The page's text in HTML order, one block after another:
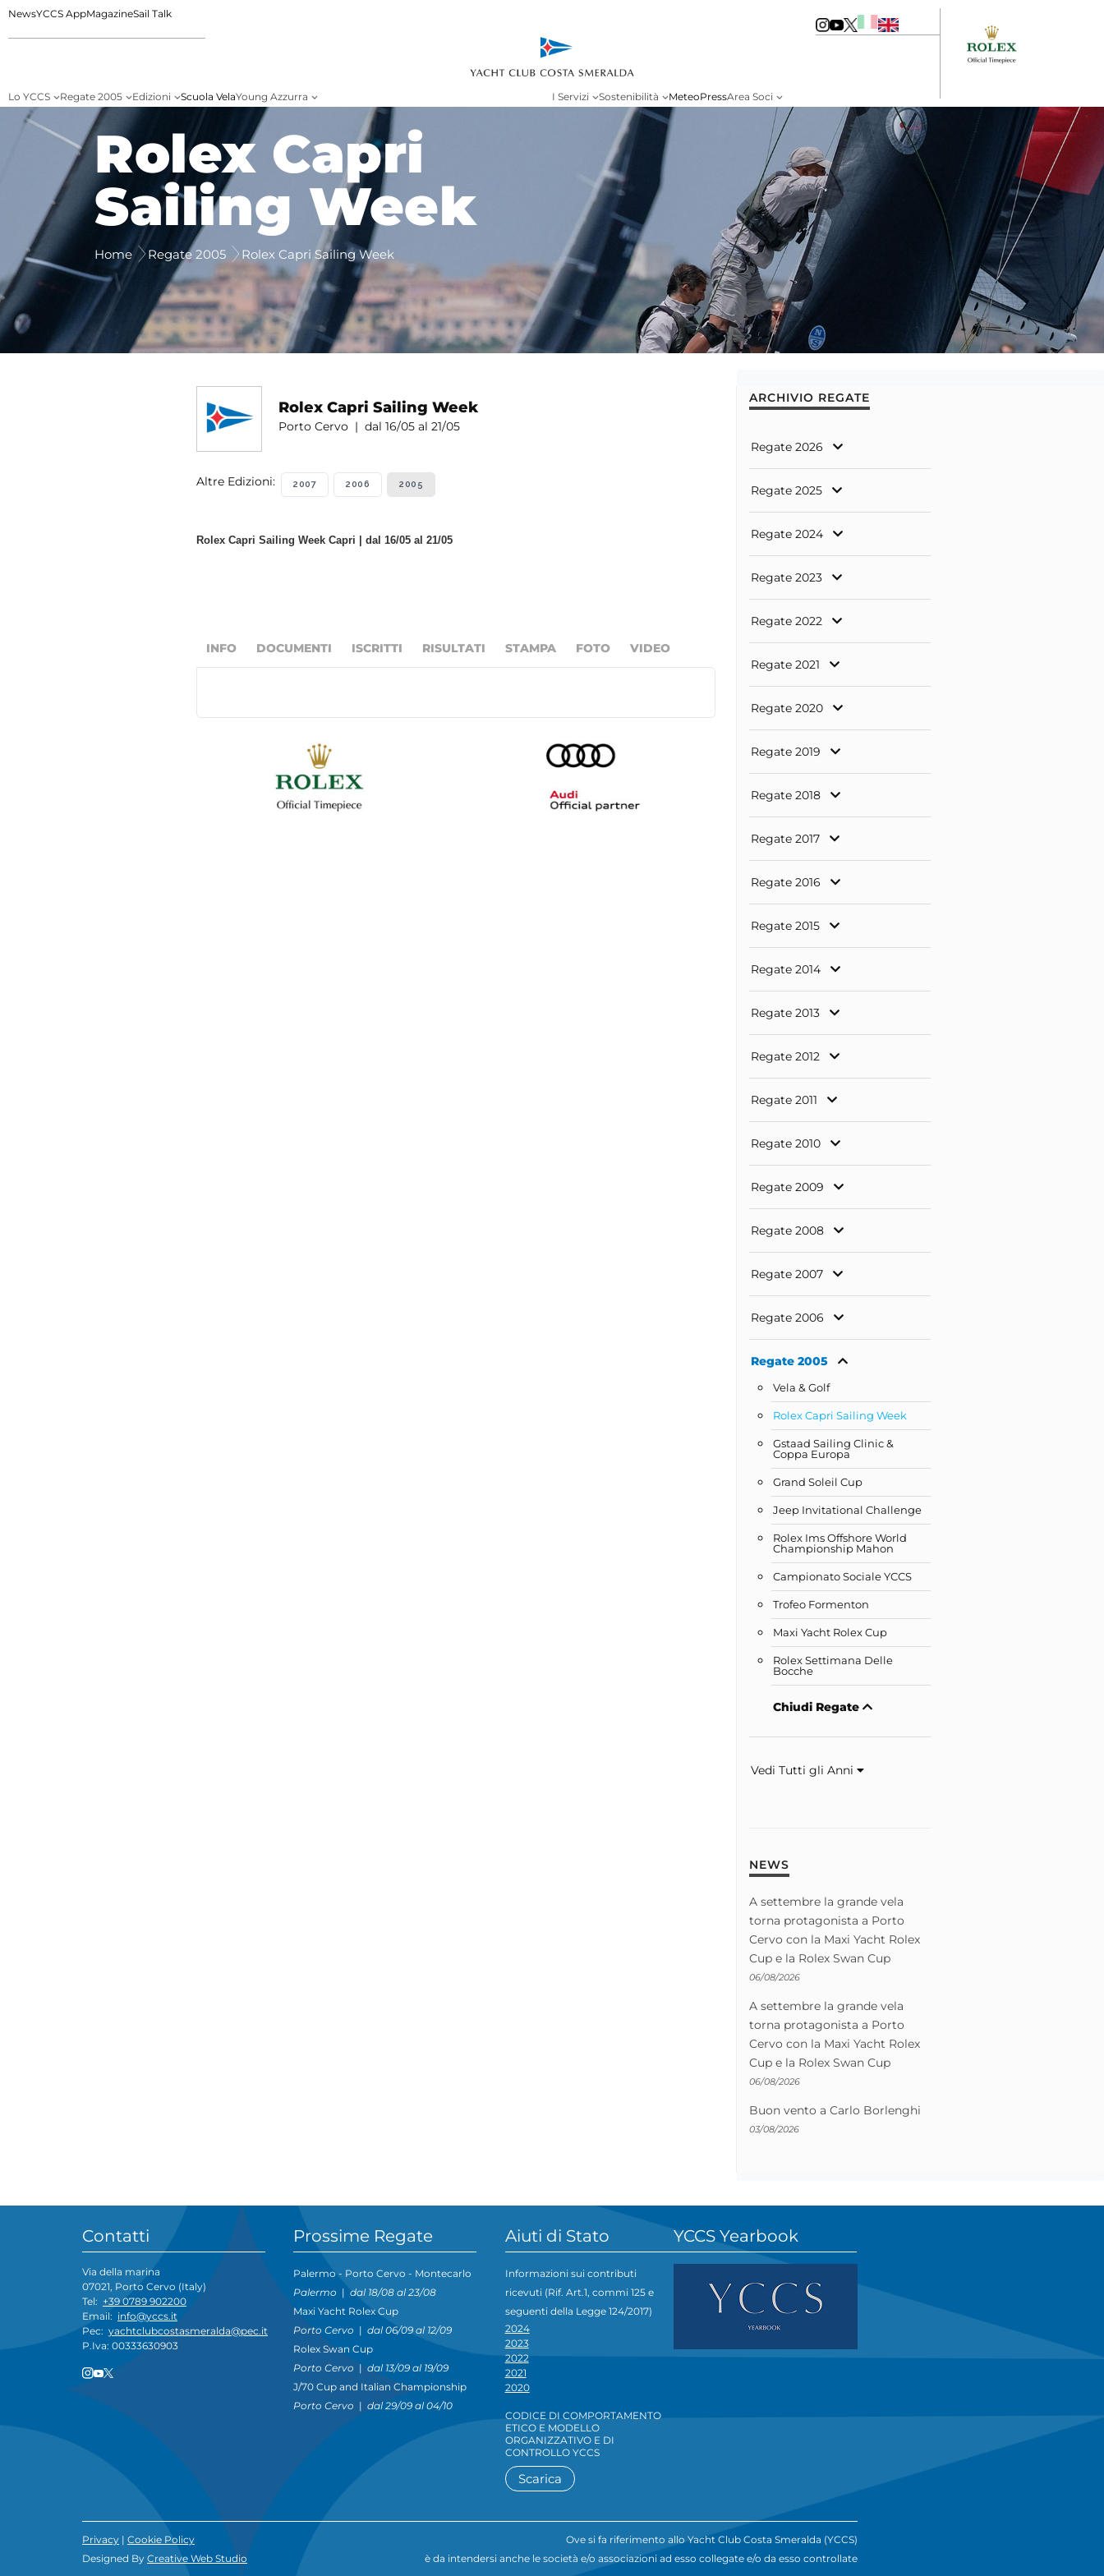
NewsYCCS AppMagazineSail Talk
Lo YCCS Regate 2005 Edizioni Scuola VelaYoung Azzurra I Servizi Sostenibilità MeteoPressArea Soci
Rolex Capri
Sailing Week
Home Regate 2005 Rolex Capri Sailing Week
Rolex Capri Sailing Week
Porto Cervo | dal 16/05 al 21/05
Altre Edizioni: 2007 2006 2005
Rolex Capri Sailing Week Capri | dal 16/05 al 21/05
INFO DOCUMENTI ISCRITTI RISULTATI STAMPA FOTO VIDEO
ARCHIVIO REGATE
Regate 2026
Regate 2025
Regate 2024
Regate 2023
Regate 2022
Regate 2021
Regate 2020
Regate 2019
Regate 2018
Regate 2017
Regate 2016
Regate 2015
Regate 2014
Regate 2013
Regate 2012
Regate 2011
Regate 2010
Regate 2009
Regate 2008
Regate 2007
Regate 2006
Regate 2005
Vela & Golf
Rolex Capri Sailing Week
Gstaad Sailing Clinic &
Coppa Europa
Grand Soleil Cup
Jeep Invitational Challenge
Rolex Ims Offshore World
Championship Mahon
Campionato Sociale YCCS
Trofeo Formenton
Maxi Yacht Rolex Cup
Rolex Settimana Delle
Bocche
Chiudi Regate
Vedi Tutti gli Anni
NEWS
A settembre la grande vela
torna protagonista a Porto
Cervo con la Maxi Yacht Rolex
Cup e la Rolex Swan Cup
06/08/2026
A settembre la grande vela
torna protagonista a Porto
Cervo con la Maxi Yacht Rolex
Cup e la Rolex Swan Cup
06/08/2026
Buon vento a Carlo Borlenghi
03/08/2026
Contatti
Via della marina
07021, Porto Cervo (Italy)
Tel: +39 0789 902200
Email: info@yccs.it
Pec: yachtclubcostasmeralda@pec.it
P.Iva: 00333630903
Prossime Regate
Palermo - Porto Cervo - Montecarlo
Palermo |dal 18/08 al 23/08
Maxi Yacht Rolex Cup
Porto Cervo |dal 06/09 al 12/09
Rolex Swan Cup
Porto Cervo |dal 13/09 al 19/09
J/70 Cup and Italian Championship
Porto Cervo |dal 29/09 al 04/10
Aiuti di Stato
Informazioni sui contributi
ricevuti (Rif. Art.1, commi 125 e
seguenti della Legge 124/2017)
2024
2023
2022
2021
2020
CODICE DI COMPORTAMENTO
ETICO E MODELLO
ORGANIZZATIVO E DI
CONTROLLO YCCS
Scarica
YCCS Yearbook
Privacy | Cookie Policy
Designed By Creative Web Studio
Ove si fa riferimento allo Yacht Club Costa Smeralda (YCCS)
è da intendersi anche le società e/o associazioni ad esso collegate e/o da esso controllate